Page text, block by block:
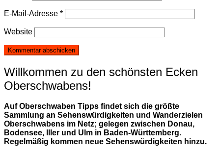
E-Mail-Adresse *
Website
Willkommen zu den schönsten Ecken
Oberschwabens!
Auf Oberschwaben Tipps findet sich die größte
Sammlung an Sehenswürdigkeiten und Wanderzielen
Oberschwabens im Netz; gelegen zwischen Donau,
Bodensee, Iller und Ulm in Baden-Württemberg.
Regelmäßig kommen neue Sehenswürdigkeiten hinzu.